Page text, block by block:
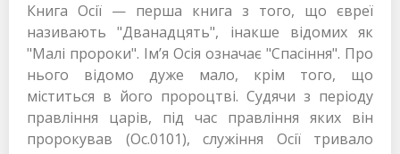
Книга Осії — перша книга з того, що євреї
називають "Дванадцять", інакше відомих як
"Малі пророки". Ім’я Осія означає "Спасіння". Про
нього відомо дуже мало, крім того, що
міститься в його пророцтві. Судячи з періоду
правління царів, під час правління яких він
пророкував (Ос.0101), служіння Осії тривало